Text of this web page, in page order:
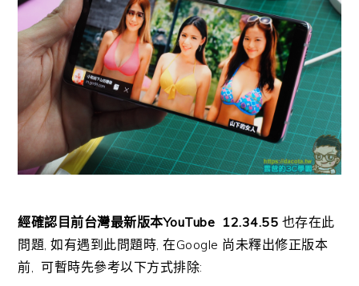
經確認目前台灣最新版本YouTube 12.34.55 也存在此
問題,如有遇到此問題時,在Google 尚未釋出修正版本
前,可暫時先參考以下方式排除: